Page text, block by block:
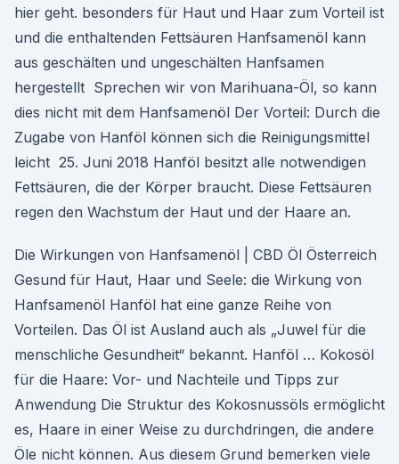
hier geht. besonders für Haut und Haar zum Vorteil ist
und die enthaltenden Fettsäuren Hanfsamenöl kann
aus geschälten und ungeschälten Hanfsamen
hergestellt Sprechen wir von Marihuana-Öl, so kann
dies nicht mit dem Hanfsamenöl Der Vorteil: Durch die
Zugabe von Hanföl können sich die Reinigungsmittel
leicht 25. Juni 2018 Hanföl besitzt alle notwendigen
Fettsäuren, die der Körper braucht. Diese Fettsäuren
regen den Wachstum der Haut und der Haare an.
Die Wirkungen von Hanfsamenöl | CBD Öl Österreich
Gesund für Haut, Haar und Seele: die Wirkung von
Hanfsamenöl Hanföl hat eine ganze Reihe von
Vorteilen. Das Öl ist Ausland auch als „Juwel für die
menschliche Gesundheit“ bekannt. Hanföl … Kokosöl
für die Haare: Vor- und Nachteile und Tipps zur
Anwendung Die Struktur des Kokosnussöls ermöglicht
es, Haare in einer Weise zu durchdringen, die andere
Öle nicht können. Aus diesem Grund bemerken viele